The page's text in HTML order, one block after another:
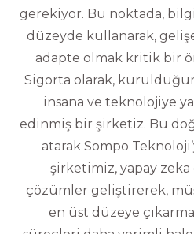
gerekiyor. Bu noktada,
düzeyde kullanarak,
adapte olmak kritik bir
Sigorta olarak,
insana ve teknolojiye
edinmiş bir şirketiz. Bu
atarak Sompo
şirketimiz, yapay
çözümler geliştirerek,
en üst düzeye